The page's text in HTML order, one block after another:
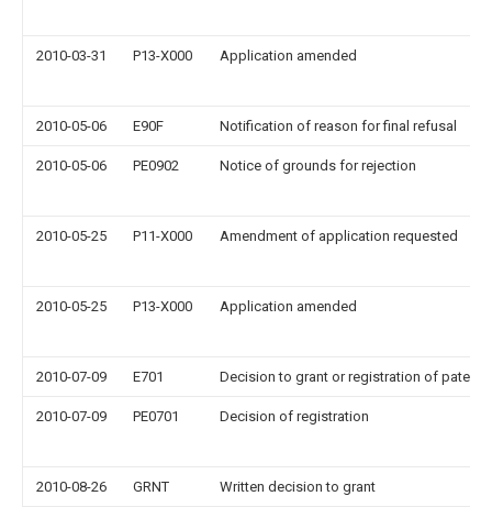
2010-03-31 P13-X000 Application amended
2010-05-06 E90F Notification of reason for final refusal
2010-05-06 PE0902 Notice of grounds for rejection
2010-05-25 P11-X000 Amendment of application requested
2010-05-25 P13-X000 Application amended
2010-07-09 E701 Decision to grant or registration of patent
2010-07-09 PE0701 Decision of registration
2010-08-26 GRNT Written decision to grant